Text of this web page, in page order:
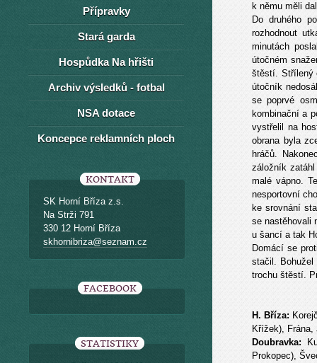
k němu měli
Do druhého
rozhodnout
minutách
útočném
štěstí. Střílený
útočník
se poprvé
kombinační a
vystřelil na
obrana byla
hráčů.
záložník zatáhl
malé vápno.
nesportovní
ke srovnání
se nastěhovali
u šancí a tak
Domácí se
stačil.
trochu štěstí.
H. Bříza:
Křížek), Frána,
Doubravka:
Prokopec),
Přípravky
Stará garda
Hospůdka Na hřišti
Archiv výsledků - fotbal
NSA dotace
Koncepce reklamních ploch
KONTAKT
SK Horní Bříza z.s.
Na Strži 791
330 12 Horní Bříza
skhornibriza@seznam.cz
FACEBOOK
STATISTIKY